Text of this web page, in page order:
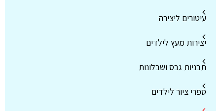
עיטורים ליצירה
יצירות מעץ לילדים
תבניות גבס ושבלונות
ספרי ציור לילדים